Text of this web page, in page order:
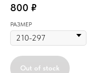
800 ₽
РАЗМЕР
Out of stock